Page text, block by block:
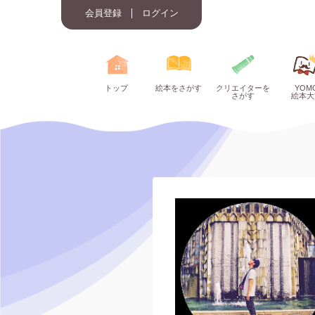
会員登録 ログイン
トップ 絵本をさがす
クリエイターを
さがす
絵本